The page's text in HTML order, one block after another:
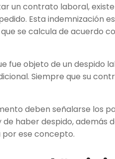
un contrato laboral,
Esta indemnización
se calcula de acuerdo
fue objeto de un despido
Siempre que su
deben señalarse los
haber despido, además
ese concepto.